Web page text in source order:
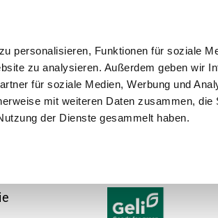
personalisieren, Funktionen für soziale
zu analysieren. Außerdem geben wir
für soziale Medien, Werbung und
mit weiteren Daten zusammen, die
der Dienste gesammelt haben.
Ratgeber